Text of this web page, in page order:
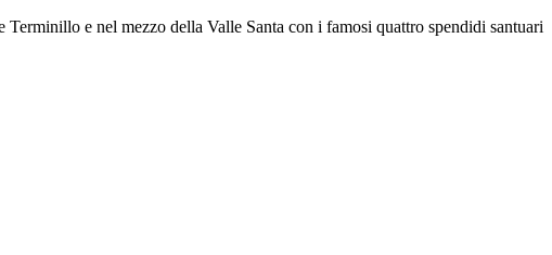
e nel mezzo della Valle Santa con i famosi quattro spendidi santuari